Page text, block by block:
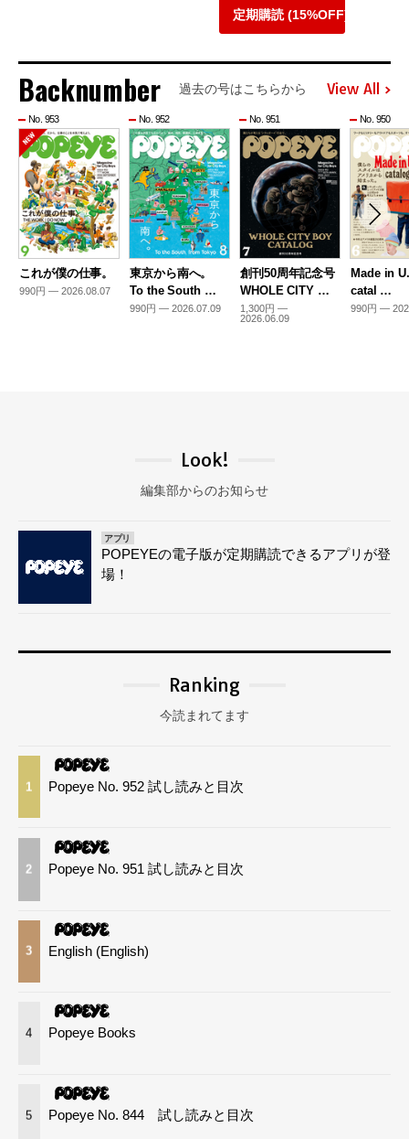
定期購読 (15%OFF)
Backnumber 過去の号はこちらから View All
No. 953
これが僕の仕事。
990円 — 2026.08.07
No. 952
東京から南へ。
To the South …
990円 — 2026.07.09
No. 951
創刊50周年記念号
WHOLE CITY …
1,300円 —
2026.06.09
No. 950
Made in
catal …
990円 —
Look!
編集部からのお知らせ
アプリ
POPEYEの電子版が定期購読できるアプリが登
場！
Ranking
今読まれてます
1 Popeye No. 952 試し読みと目次
2 Popeye No. 951 試し読みと目次
3 English (English)
4 Popeye Books
5 Popeye No. 844 試し読みと目次